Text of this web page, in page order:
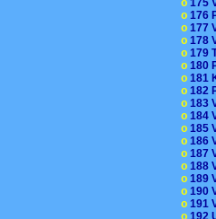
o 175
o 176
o 177
o 178
o 179
o 180
o 181
o 182
o 183
o 184
o 185
o 186
o 187
o 188
o 189
o 190
o 191
o 192